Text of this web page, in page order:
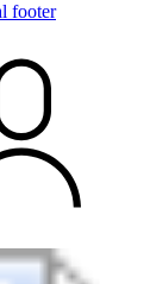
footer